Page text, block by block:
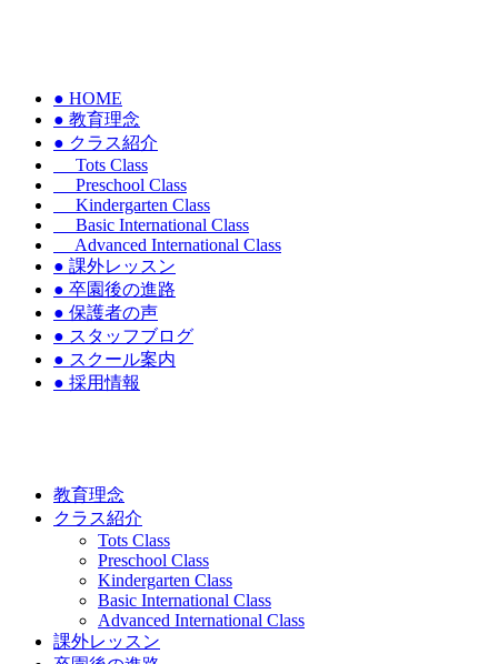
● HOME
● 教育理念
● クラス紹介
Tots Class
Preschool Class
Kindergarten Class
Basic International Class
Advanced International Class
● 課外レッスン
● 卒園後の進路
● 保護者の声
● スタッフブログ
● スクール案内
● 採用情報
教育理念
クラス紹介
Tots Class
Preschool Class
Kindergarten Class
Basic International Class
Advanced International Class
課外レッスン